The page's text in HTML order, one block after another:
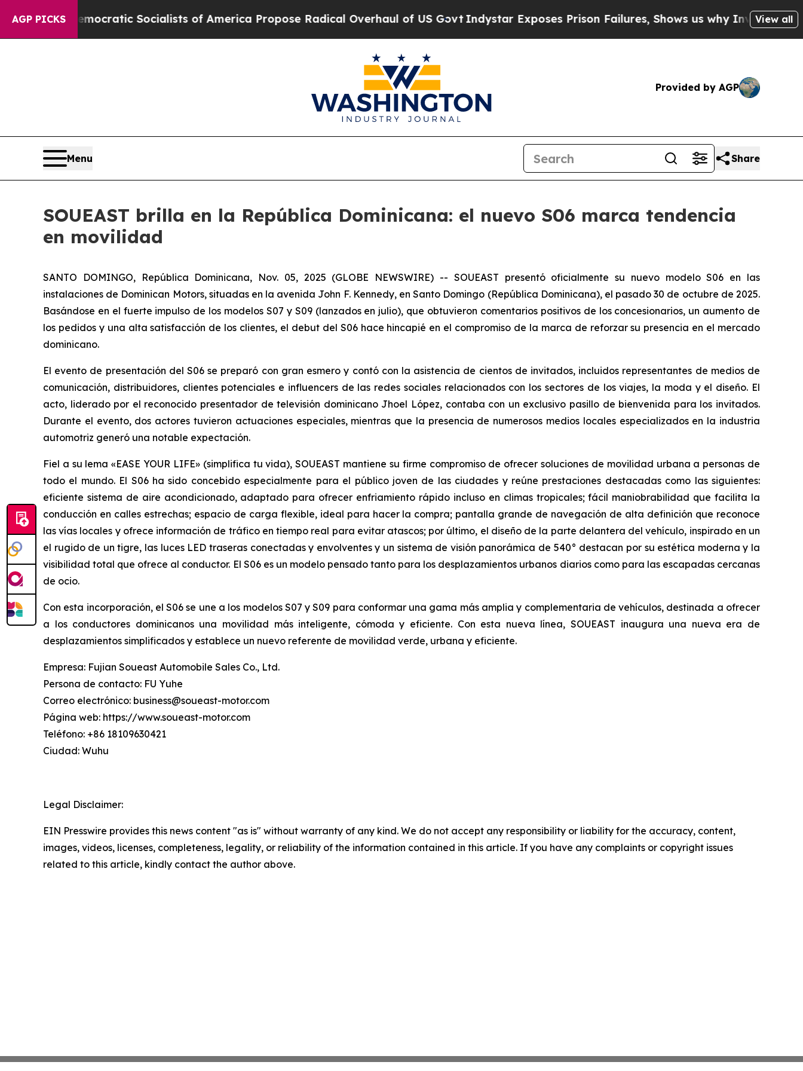
AGP PICKS
PirroDemocratic Socialists of America Propose Radical Overhaul of US GovtIndystar Exposes Prison Failures, Shows us why InvestigativeView all
Provided by AGP
Menu Share
SOUEAST brilla en la República Dominicana: el nuevo S06 marca tendencia
en movilidad
SANTO DOMINGO, República Dominicana, Nov. 05, 2025 (GLOBE NEWSWIRE) -- SOUEAST presentó oficialmente su nuevo modelo S06 en las
instalaciones de Dominican Motors, situadas en la avenida John F. Kennedy, en Santo Domingo (República Dominicana), el pasado 30 de octubre de 2025.
Basándose en el fuerte impulso de los modelos S07 y S09 (lanzados en julio), que obtuvieron comentarios positivos de los concesionarios, un aumento de
los pedidos y una alta satisfacción de los clientes, el debut del S06 hace hincapié en el compromiso de la marca de reforzar su presencia en el mercado
dominicano.
El evento de presentación del S06 se preparó con gran esmero y contó con la asistencia de cientos de invitados, incluidos representantes de medios de
comunicación, distribuidores, clientes potenciales e influencers de las redes sociales relacionados con los sectores de los viajes, la moda y el diseño. El
acto, liderado por el reconocido presentador de televisión dominicano Jhoel López, contaba con un exclusivo pasillo de bienvenida para los invitados.
Durante el evento, dos actores tuvieron actuaciones especiales, mientras que la presencia de numerosos medios locales especializados en la industria
automotriz generó una notable expectación.
Fiel a su lema «EASE YOUR LIFE» (simplifica tu vida), SOUEAST mantiene su firme compromiso de ofrecer soluciones de movilidad urbana a personas de
todo el mundo. El S06 ha sido concebido especialmente para el público joven de las ciudades y reúne prestaciones destacadas como las siguientes:
eficiente sistema de aire acondicionado, adaptado para ofrecer enfriamiento rápido incluso en climas tropicales; fácil maniobrabilidad que facilita la
conducción en calles estrechas; espacio de carga flexible, ideal para hacer la compra; pantalla grande de navegación de alta definición que reconoce
las vías locales y ofrece información de tráfico en tiempo real para evitar atascos; por último, el diseño de la parte delantera del vehículo, inspirado en un
el rugido de un tigre, las luces LED traseras conectadas y envolventes y un sistema de visión panorámica de 540° destacan por su estética moderna y la
visibilidad total que ofrece al conductor. El S06 es un modelo pensado tanto para los desplazamientos urbanos diarios como para las escapadas cercanas
de ocio.
Con esta incorporación, el S06 se une a los modelos S07 y S09 para conformar una gama más amplia y complementaria de vehículos, destinada a ofrecer
a los conductores dominicanos una movilidad más inteligente, cómoda y eficiente. Con esta nueva línea, SOUEAST inaugura una nueva era de
desplazamientos simplificados y establece un nuevo referente de movilidad verde, urbana y eficiente.
Empresa: Fujian Soueast Automobile Sales Co., Ltd.
Persona de contacto: FU Yuhe
Correo electrónico: business@soueast-motor.com
Página web: https://www.soueast-motor.com
Teléfono: +86 18109630421
Ciudad: Wuhu
Legal Disclaimer:
EIN Presswire provides this news content "as is" without warranty of any kind. We do not accept any responsibility or liability for the accuracy, content,
images, videos, licenses, completeness, legality, or reliability of the information contained in this article. If you have any complaints or copyright issues
related to this article, kindly contact the author above.